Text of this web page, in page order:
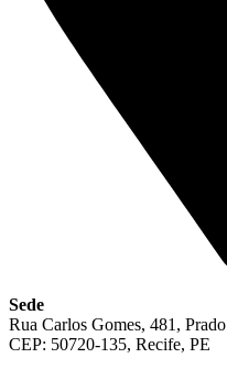
Sede
Rua Carlos Gomes, 481, Prado
CEP: 50720-135, Recife, PE